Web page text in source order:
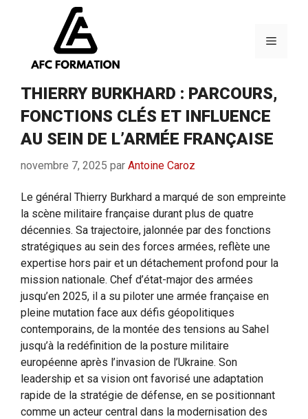
Menu
THIERRY BURKHARD : PARCOURS,
FONCTIONS CLÉS ET INFLUENCE
AU SEIN DE L’ARMÉE FRANÇAISE
novembre 7, 2025 par Antoine Caroz
Le général Thierry Burkhard a marqué de son empreinte
la scène militaire française durant plus de quatre
décennies. Sa trajectoire, jalonnée par des fonctions
stratégiques au sein des forces armées, reflète une
expertise hors pair et un détachement profond pour la
mission nationale. Chef d’état-major des armées
jusqu’en 2025, il a su piloter une armée française en
pleine mutation face aux défis géopolitiques
contemporains, de la montée des tensions au Sahel
jusqu’à la redéfinition de la posture militaire
européenne après l’invasion de l’Ukraine. Son
leadership et sa vision ont favorisé une adaptation
rapide de la stratégie de défense, en se positionnant
comme un acteur central dans la modernisation des